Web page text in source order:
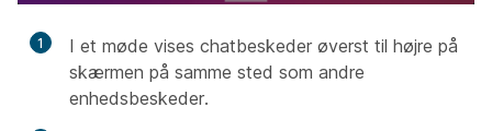
1
I et møde vises chatbeskeder øverst til højre på
skærmen på samme sted som andre
enhedsbeskeder.